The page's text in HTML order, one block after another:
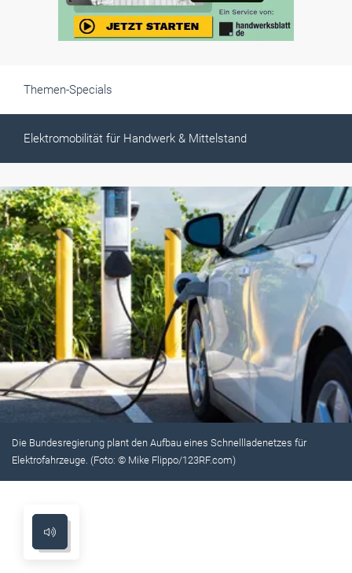
Themen-Specials
Elektromobilität für Handwerk & Mittelstand
Die Bundesregierung plant den Aufbau eines Schnellladenetzes für
Elektrofahrzeuge. (Foto: © Mike Flippo/123RF.com)